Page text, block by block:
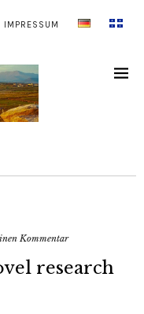
IMPRESSUM
Kommentar
research